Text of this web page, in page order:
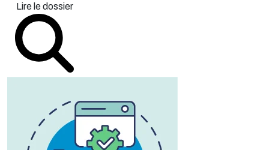
Lire le dossier